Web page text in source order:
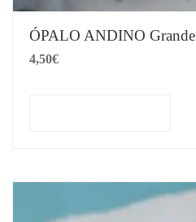
ÓPALO ANDINO Grande
4,50€